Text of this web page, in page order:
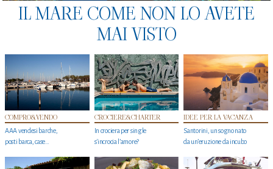
IL MARE COME NON LO AVETE
MAI VISTO
COMPRO&VENDO
AAA vendesi barche,
posti barca, case…
CROCIERE&CHARTER
In crociera per single
s'incrocia l’amore?
IDEE PER LA VACANZA
Santorini, un sogno nato
da un’eruzione da incubo